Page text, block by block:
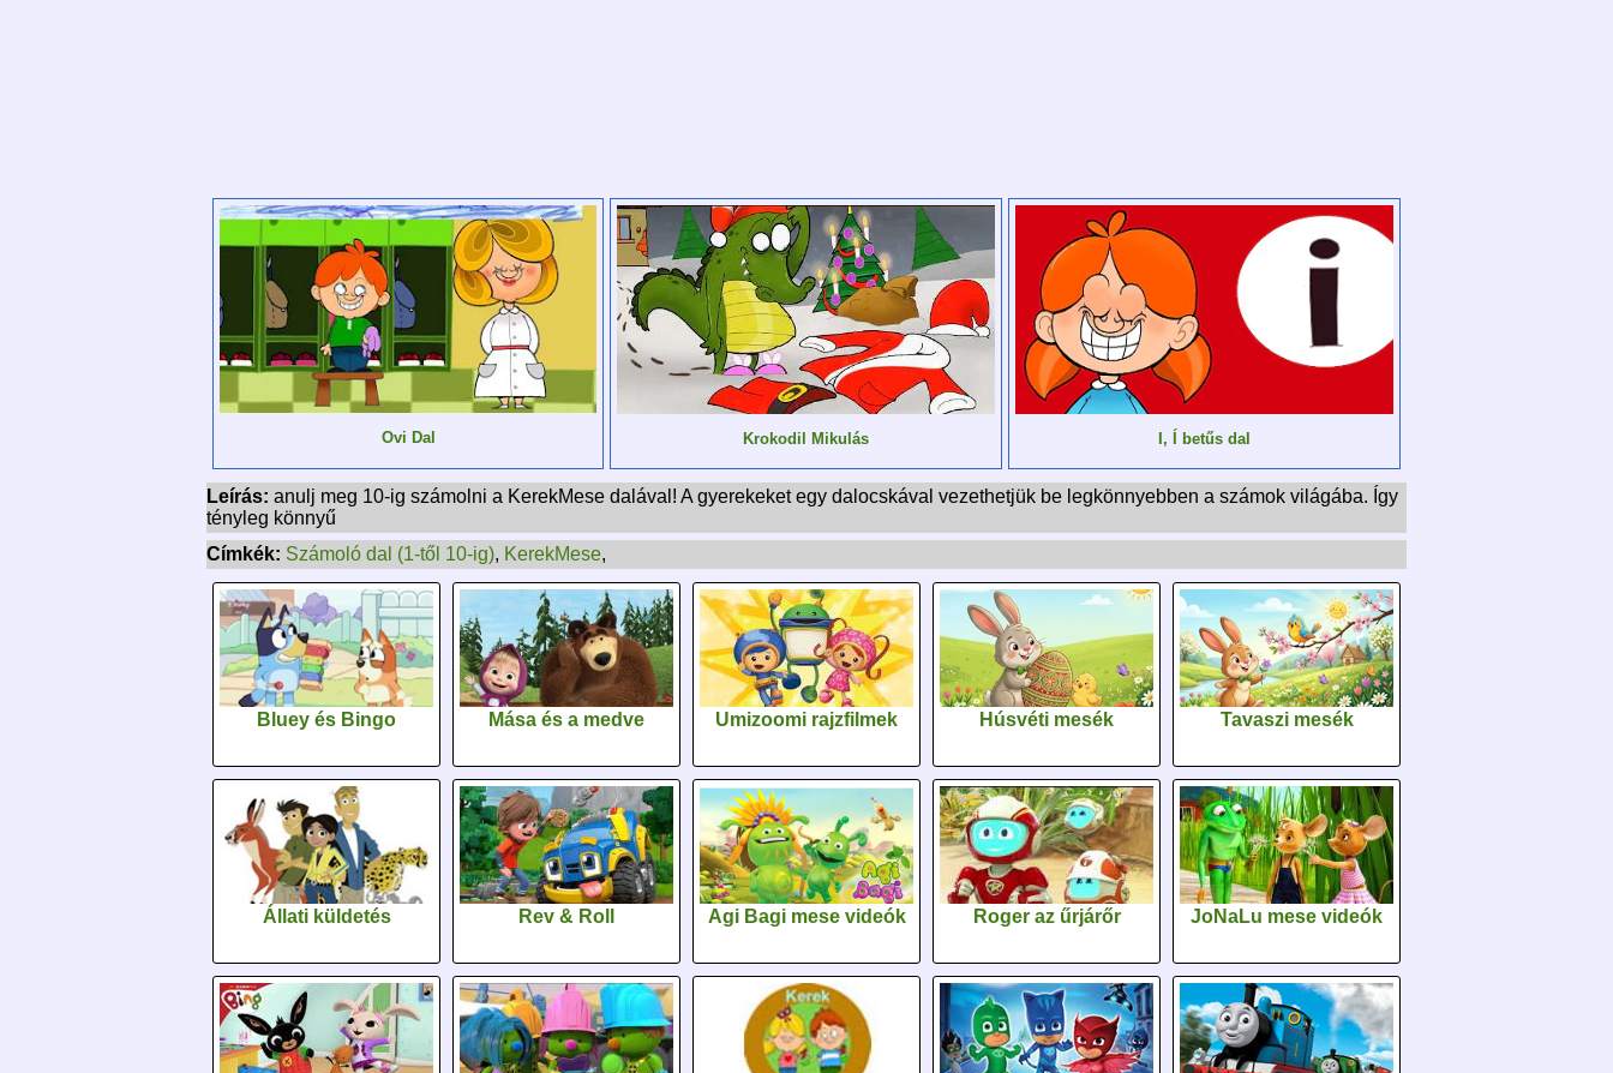
Ovi Dal Krokodil Mikulás I, Í betűs dal
Leírás: anulj meg 10-ig számolni a KerekMese dalával! A gyerekeket egy dalocskával vezethetjük be legkönnyebben a számok világába. Így
tényleg könnyű
Címkék: Számoló dal (1-től 10-ig), KerekMese,
Bluey és Bingo Mása és a medve Umizoomi rajzfilmek Húsvéti mesék Tavaszi mesék
Állati küldetés Rev & Roll Agi Bagi mese videók Roger az űrjárőr JoNaLu mese videók